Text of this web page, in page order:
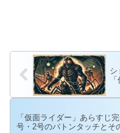
シ
「仮面ライダー」あらすじ
号・2号のバトンタッチとそ